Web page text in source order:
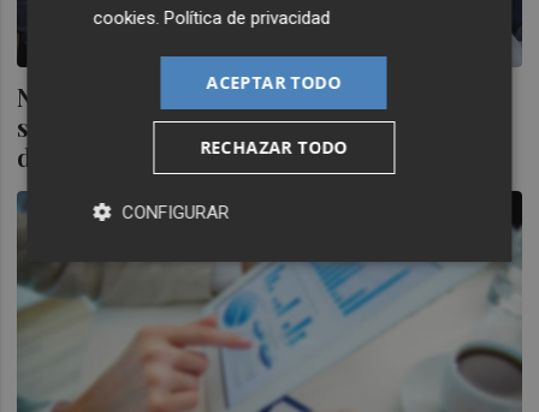
No todos los sistemas de 'compliance'
sirven para evitar la responsabilidad penal
de la empresa
cookies .Política de privacidad
ACEPTAR TODO
RECHAZAR TODO
CONFIGURAR